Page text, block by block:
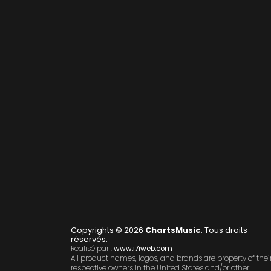
Copyrights © 2026 ChartsMusic. Tous droits
réservés.
Réalisé par :www.i7iweb.com
All product names, logos, and brands are property of
respective owners in the United States and/or other